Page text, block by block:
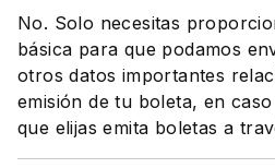
No. Solo necesitas
básica para que podamos
otros datos importantes
emisión de tu boleta, en
que elijas emita boletas a